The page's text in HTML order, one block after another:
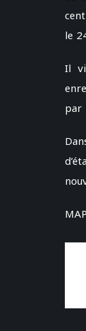
le
Il
par
MAP